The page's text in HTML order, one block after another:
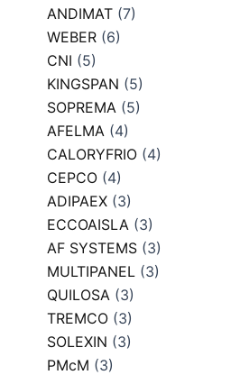
ANDIMAT (7)
WEBER (6)
CNI (5)
KINGSPAN (5)
SOPREMA (5)
AFELMA (4)
CALORYFRIO (4)
CEPCO (4)
ADIPAEX (3)
ECCOAISLA (3)
AF SYSTEMS (3)
MULTIPANEL (3)
QUILOSA (3)
TREMCO (3)
SOLEXIN (3)
PMcM (3)